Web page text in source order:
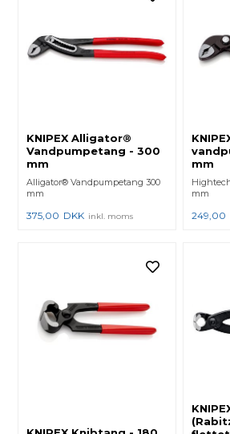
KNIPEX Alligator®
Vandpumpetang - 300
mm
Alligator® Vandpumpetang 300
mm
375,00 DKK inkl. moms
mm
mm
249,00